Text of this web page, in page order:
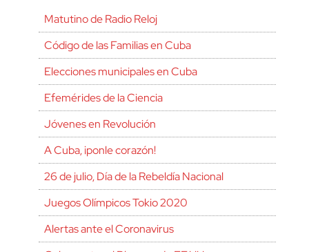
Matutino de Radio Reloj
Código de las Familias en Cuba
Elecciones municipales en Cuba
Efemérides de la Ciencia
Jóvenes en Revolución
A Cuba, ¡ponle corazón!
26 de julio, Día de la Rebeldía Nacional
Juegos Olímpicos Tokio 2020
Alertas ante el Coronavirus